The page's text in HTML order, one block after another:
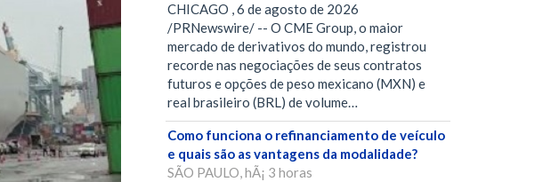
CHICAGO , 6 de agosto de 2026
/PRNewswire/ -- O CME Group, o maior
mercado de derivativos do mundo, registrou
recorde nas negociações de seus contratos
futuros e opções de peso mexicano (MXN) e
real brasileiro (BRL) de volume…
Como funciona o refinanciamento de veículo
e quais são as vantagens da modalidade?
SÃO PAULO, hÃ¡ 3 horas